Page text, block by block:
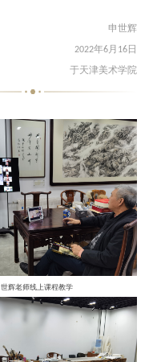
申世辉
2022年6月 16 日
于天津美术学院
辉老师线上课程教学